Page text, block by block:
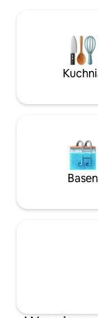
odpoczynku,
Basen